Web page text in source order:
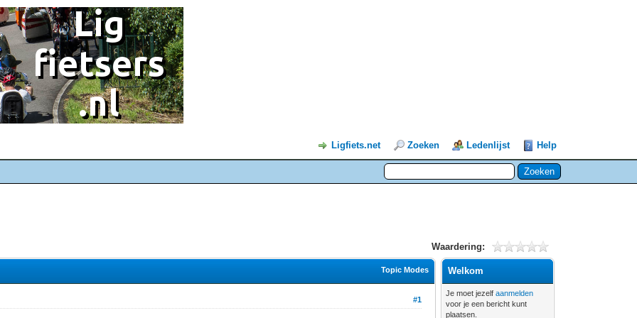
Ligfiets.net Zoeken Ledenlijst Help
Waardering:
Topic Modes
#1
Welkom
Je moet jezelfaanmelden
voor je een bericht kunt
plaatsen.